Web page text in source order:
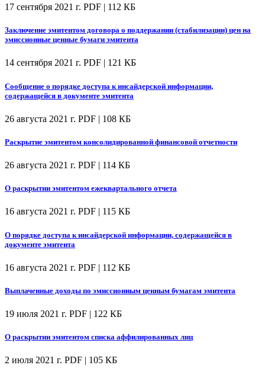
17 сентября 2021 г. PDF | 112 КБ
Заключение эмитентом договора о поддержании (стабилизации) цен на
эмиссионные ценные бумаги эмитента
14 сентября 2021 г. PDF | 121 КБ
Сообщение о порядке доступа к инсайдерской информации,
содержащейся в документе эмитента
26 августа 2021 г. PDF | 108 КБ
Раскрытие эмитентом консолидированной финансовой отчетности
26 августа 2021 г. PDF | 114 КБ
О раскрытии эмитентом ежеквартального отчета
16 августа 2021 г. PDF | 115 КБ
О порядке доступа к инсайдерской информации, содержащейся в
документе эмитента
16 августа 2021 г. PDF | 112 КБ
Выплаченные доходы по эмиссионным ценным бумагам эмитента
19 июля 2021 г. PDF | 122 КБ
О раскрытии эмитентом списка аффилированных лиц
2 июля 2021 г. PDF | 105 КБ